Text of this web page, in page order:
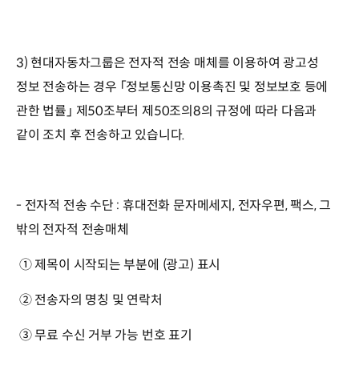
3) 현대자동차그룹은 전자적 전송 매체를 이용하여 광고성
정보 전송하는 경우 「정보통신망 이용촉진 및 정보보호 등에
관한 법률」 제50조부터 제50조의8의 규정에 따라 다음과
같이 조치 후 전송하고 있습니다.
- 전자적 전송 수단 : 휴대전화 문자메세지, 전자우편, 팩스, 그
밖의 전자적 전송매체
① 제목이 시작되는 부분에 (광고) 표시
② 전송자의 명칭 및 연락처
③ 무료 수신 거부 가능 번호 표기